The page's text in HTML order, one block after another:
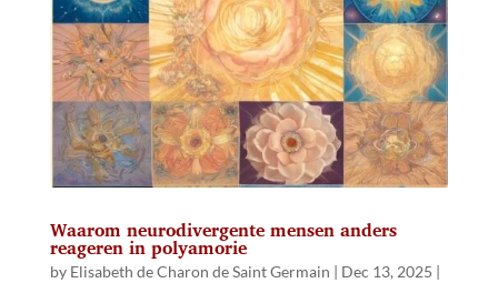
Waarom neurodivergente mensen anders
reageren in polyamorie
by Elisabeth de Charon de Saint Germain | Dec 13, 2025 |